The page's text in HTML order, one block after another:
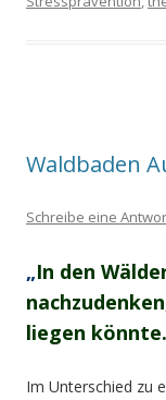
Waldbaden
Schreibe eine
„In den
liegen
Im Unterschied zu